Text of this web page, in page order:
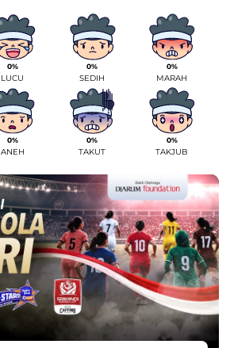
0%
LUCU
0%
SEDIH
0%
MARAH
0%
ANEH
0%
TAKUT
0%
TAKJUB